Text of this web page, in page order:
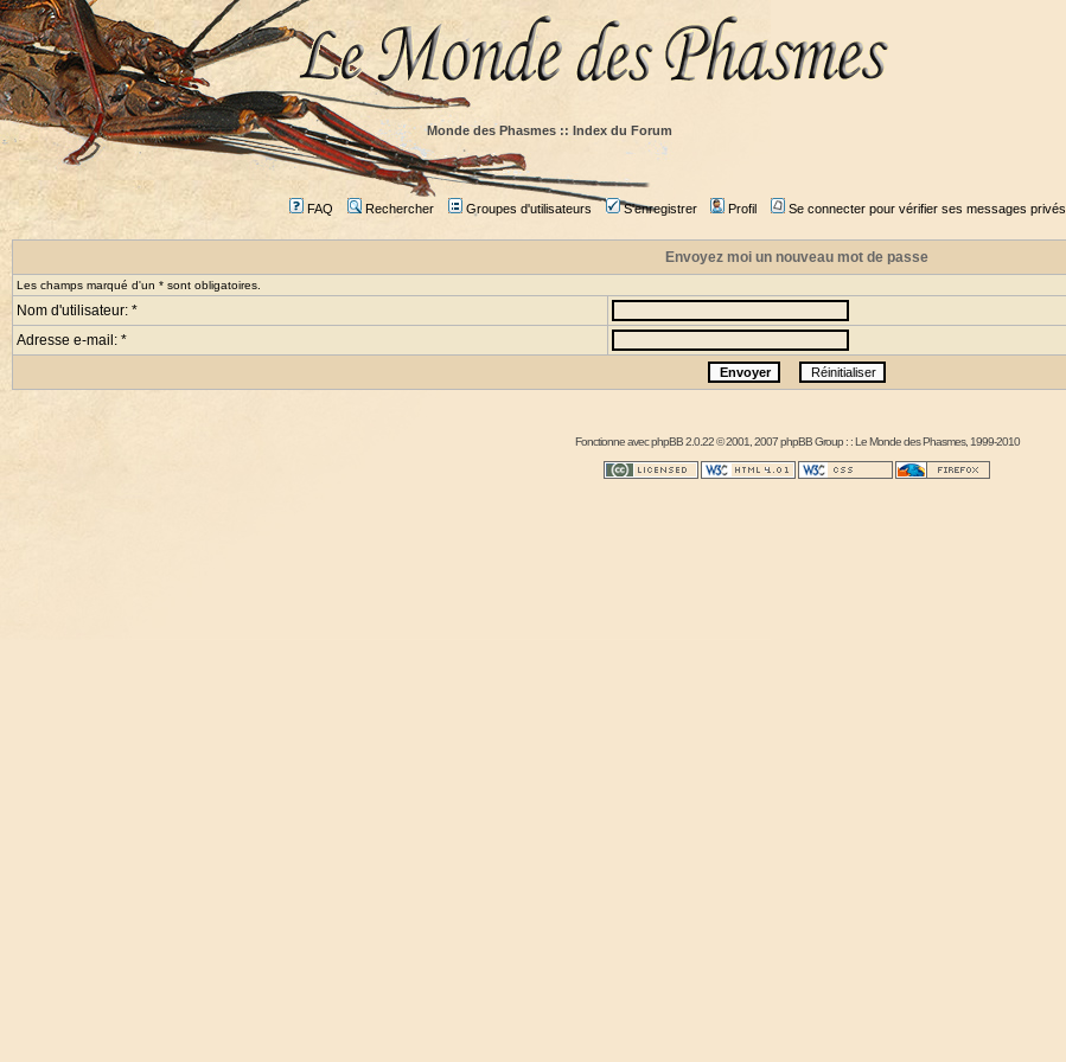
Monde des Phasmes :: Index du Forum
FAQ Rechercher Groupes d'utilisateurs S'enregistrer Profil Se connecter pour vérifier ses messages privés
Envoyez moi un nouveau mot de passe
Les champs marqué d'un * sont obligatoires.
Nom d'utilisateur: *
Adresse e-mail: *
Fonctionne avecphpBB2.0.22 © 2001, 2007 phpBB Group : :Le Monde des Phasmes, 1999-2010